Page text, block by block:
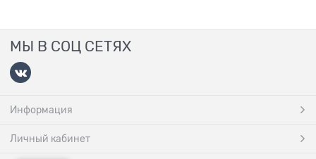
МЫ В СОЦ СЕТЯХ
Информация
Личный кабинет